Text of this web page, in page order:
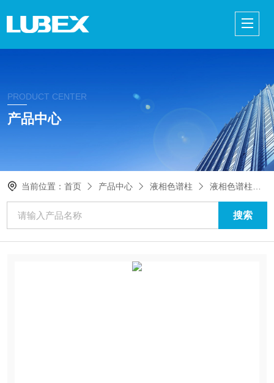
PRODUCT CENTER
产品中心
当前位置：首页 产品中心 液相色谱柱 液相色谱柱